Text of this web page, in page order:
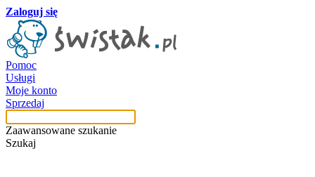
Zaloguj się
Pomoc
Usługi
Moje konto
Sprzedaj
Zaawansowane szukanie
Szukaj